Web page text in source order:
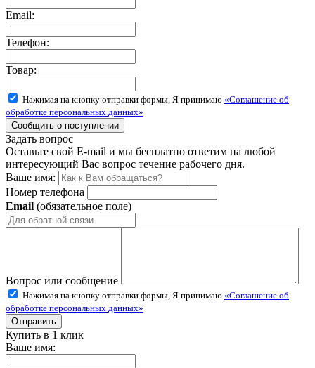
Email:
Телефон:
Товар:
Нажимая на кнопку отправки формы, Я принимаю «Соглашение об
обработке персональных данных»
Задать вопрос
Оставьте свой E-mail и мы бесплатно ответим на любой
интересующий Вас вопрос течение рабочего дня.
Ваше имя:
Номер телефона
Email (обязательное поле)
Вопрос или сообщение
Нажимая на кнопку отправки формы, Я принимаю «Соглашение об
обработке персональных данных»
Купить в 1 клик
Ваше имя: